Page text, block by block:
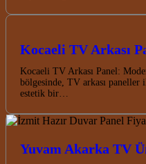
Kocaeli TV Arkası
Kocaeli TV Arkası Panel:
bölgesinde, TV arkası paneller
estetik bir…
Yuvam Akarka TV